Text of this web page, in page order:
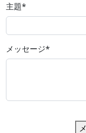
主題*
メッセージ*